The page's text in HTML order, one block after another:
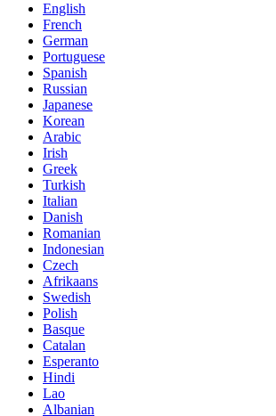
English
French
German
Portuguese
Spanish
Russian
Japanese
Korean
Arabic
Irish
Greek
Turkish
Italian
Danish
Romanian
Indonesian
Czech
Afrikaans
Swedish
Polish
Basque
Catalan
Esperanto
Hindi
Lao
Albanian